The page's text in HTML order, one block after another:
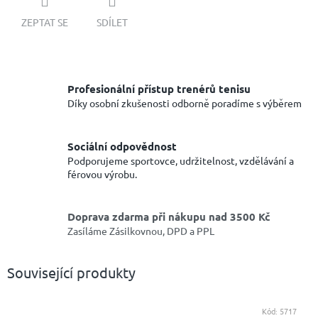
ZEPTAT SE SDÍLET
Profesionální přístup trenérů tenisu
Díky osobní zkušenosti odborně poradíme s výběrem
Sociální odpovědnost
Podporujeme sportovce, udržitelnost, vzdělávání a
férovou výrobu.
Doprava zdarma při nákupu nad 3500 Kč
Zasíláme Zásilkovnou, DPD a PPL
Související produkty
Kód: 5717